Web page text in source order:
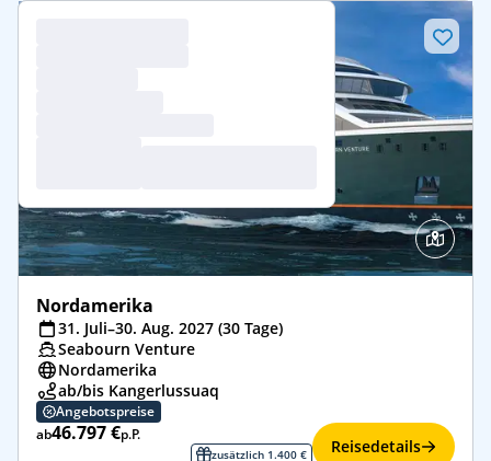
Nordamerika
31. Juli–30. Aug. 2027 (30 Tage)
Seabourn Venture
Nordamerika
ab/bis Kangerlussuaq
Angebotspreise
ab46.797 €p.P.
zusätzlich 1.400 € Reisedetails